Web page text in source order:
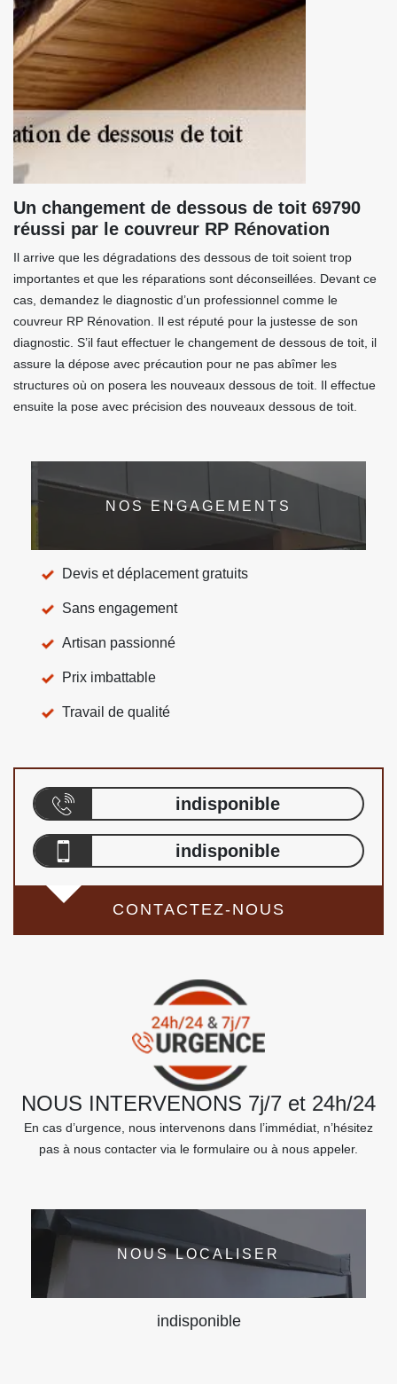
Un changement de dessous de toit 69790
réussi par le couvreur RP Rénovation
Il arrive que les dégradations des dessous de toit soient trop
importantes et que les réparations sont déconseillées. Devant ce
cas, demandez le diagnostic d’un professionnel comme le
couvreur RP Rénovation. Il est réputé pour la justesse de son
diagnostic. S’il faut effectuer le changement de dessous de toit, il
assure la dépose avec précaution pour ne pas abîmer les
structures où on posera les nouveaux dessous de toit. Il effectue
ensuite la pose avec précision des nouveaux dessous de toit.
NOS ENGAGEMENTS
Devis et déplacement gratuits
Sans engagement
Artisan passionné
Prix imbattable
Travail de qualité
indisponible
indisponible
CONTACTEZ-NOUS
NOUS INTERVENONS 7j/7 et 24h/24
En cas d’urgence, nous intervenons dans l’immédiat, n’hésitez
pas à nous contacter via le formulaire ou à nous appeler.
NOUS LOCALISER
indisponible